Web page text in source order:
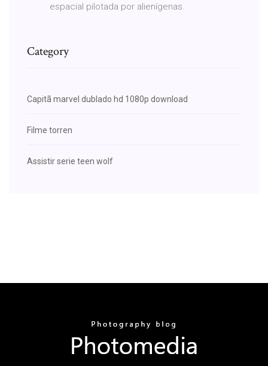
espacial pilotada por alienígenas.
Category
Capitã marvel dublado hd 1080p download
Filme torren
Assistir serie teen wolf